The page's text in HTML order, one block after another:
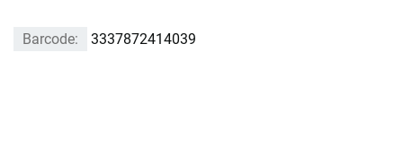
Barcode: 3337872414039